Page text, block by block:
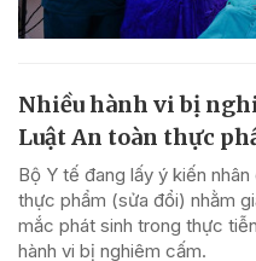
Nhiều hành vi bị
Luật An toàn thực
Bộ Y tế đang lấy ý kiến
thực phẩm (sửa đổi) nhằm
mắc phát sinh trong thực
hành vi bị nghiêm cấm.